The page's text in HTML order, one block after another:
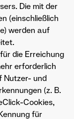
Die mit der
(einschließlich
werden auf
die Erreichung
erforderlich
Nutzer- und
(z. B.
Cookies,
für